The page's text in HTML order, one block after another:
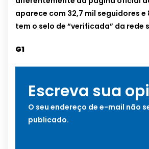
aparece com 32,7 mil seguidores
tem o selo de “verificada” da rede
G1
Escreva sua
O seu endereço de e-mail não
publicado.